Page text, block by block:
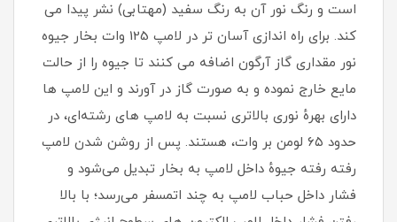
است و رنگ نور آن به رنگ سفید (مهتابی) نشر پیدا می
کند. برای راه اندازی آسان تر در لامپ 125 وات بخار جیوه
نور مقداری گاز آرگون اضافه می کنند تا جیوه را از حالت
مایع خارج نموده و به صورت گاز در آورند و این لامپ‌ ها
دارای بهرهٔ نوری بالاتری نسبت به لامپ‌ های رشته‌ای، در
حدود ۶۵ لومن بر وات، هستند. پس از روشن شدن لامپ
رفته‌ رفته جیوهٔ داخل لامپ به بخار تبدیل می‌شود و
فشار داخل حباب لامپ به چند اتمسفر می‌رسد؛ با بالا